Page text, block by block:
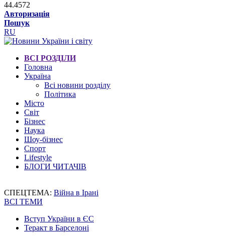
44.4572
Авторизація
Пошук
RU
ВСІ РОЗДІЛИ
Головна
Україна
Всі новини розділу
Політика
Місто
Світ
Бізнес
Наука
Шоу-бізнес
Спорт
Lifestyle
БЛОГИ ЧИТАЧІВ
СПЕЦТЕМА: Війна в Ірані
ВСІ ТЕМИ
Вступ України в ЄС
Теракт в Барселоні